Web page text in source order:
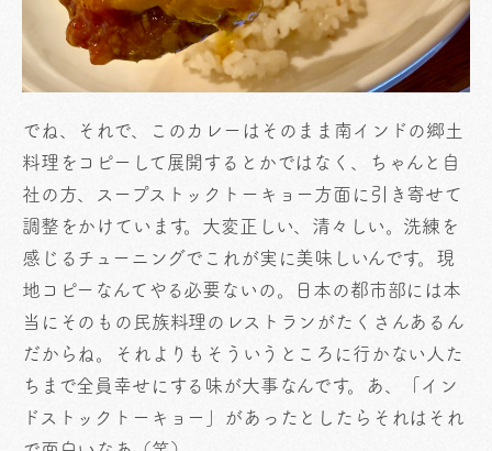
でね、それで、このカレーはそのまま南インドの郷土
料理をコピーして展開するとかではなく、ちゃんと自
社の方、スープストックトーキョー方面に引き寄せて
調整をかけています。大変正しい、清々しい。洗練を
感じるチューニングでこれが実に美味しいんです。現
地コピーなんてやる必要ないの。日本の都市部には本
当にそのもの民族料理のレストランがたくさんあるん
だからね。それよりもそういうところに行かない人た
ちまで全員幸せにする味が大事なんです。あ、「イン
ドストックトーキョー」があったとしたらそれはそれ